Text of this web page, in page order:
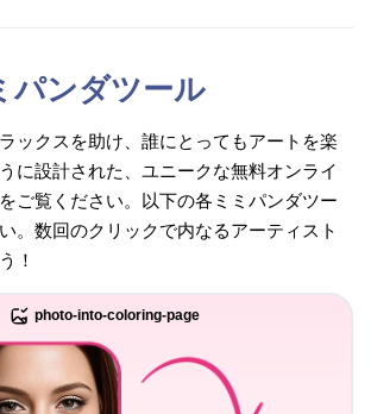
パンダツール
ックスを助け、誰にとってもアートを楽
に設計された、ユニークな無料オンライ
ご覧ください。以下の各ミミパンダツー
。数回のクリックで内なるアーティスト
！
photo-into-coloring-page